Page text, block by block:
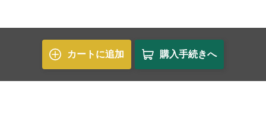
カートに追加 購入手続きへ